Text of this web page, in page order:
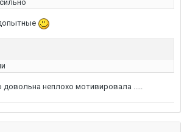
неплохо мотивировала .....